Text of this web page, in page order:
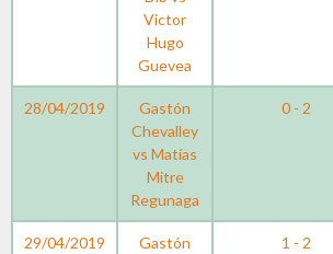
Victor
Hugo
Guevea
28/04/2019
Gastón
Chevalley
vs Matías
Mitre
Regunaga
0 - 2
29/04/2019
Gastón
1 - 2